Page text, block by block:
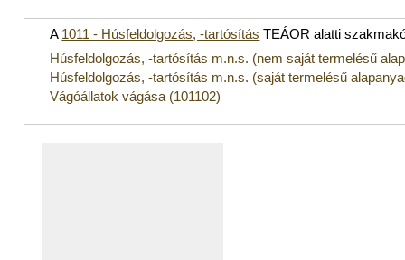
A 1011 - Húsfeldolgozás, -tartósítás TEÁOR alatti
Húsfeldolgozás, -tartósítás m.n.s. (nem saját termelésű
Húsfeldolgozás, -tartósítás m.n.s. (saját termelésű
Vágóállatok vágása (101102)